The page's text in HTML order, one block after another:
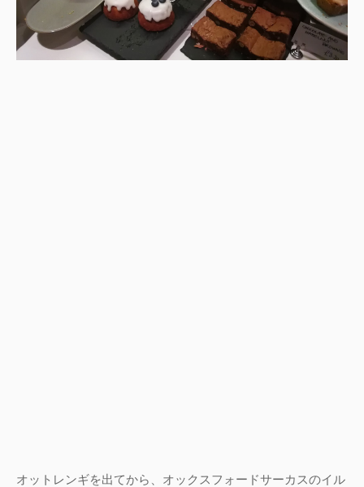
オットレンギを出てから、オックスフォードサーカスのイル